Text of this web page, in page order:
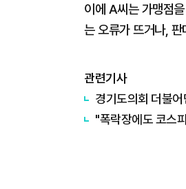
이에 A씨는 가맹점
는 오류가 뜨거나,
관련기사
경기도의회 더불